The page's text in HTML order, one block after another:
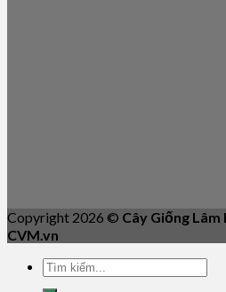
Copyright 2026 © Cây Giống Lâm
CVM.vn